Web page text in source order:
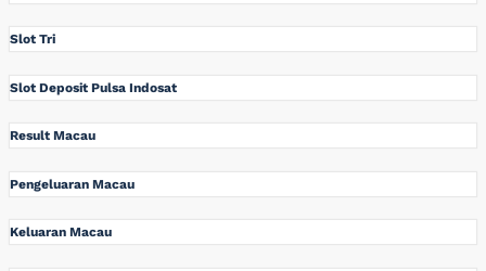
Slot Tri
Slot Deposit Pulsa Indosat
Result Macau
Pengeluaran Macau
Keluaran Macau